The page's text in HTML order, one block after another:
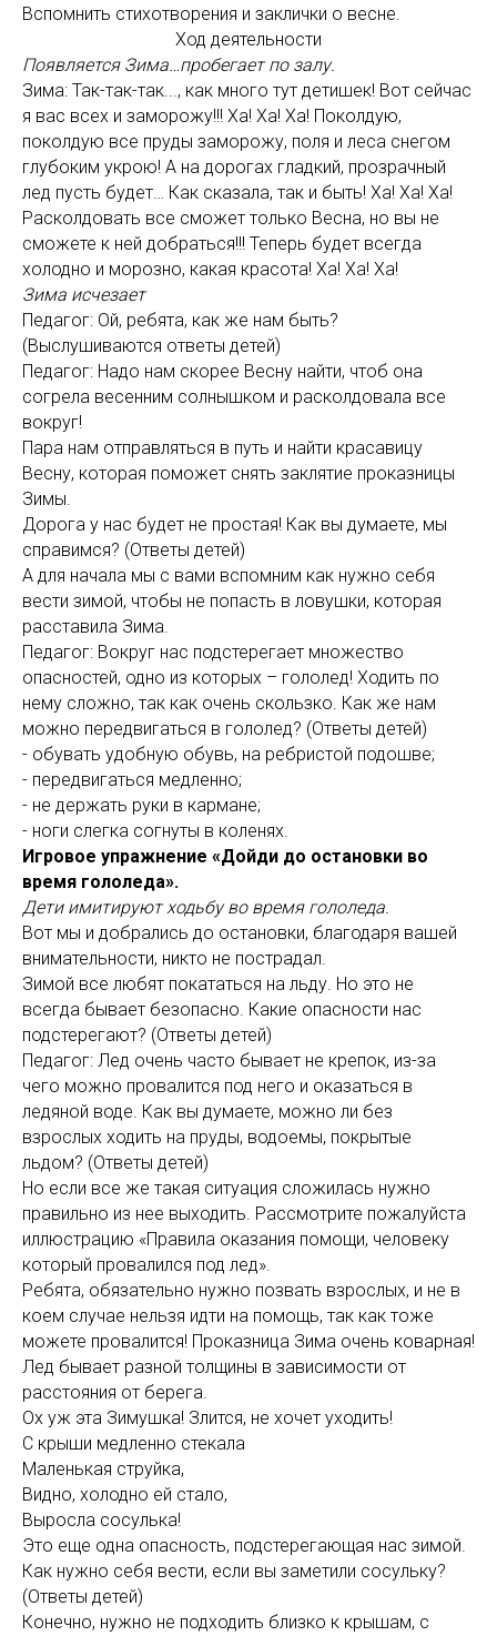
Вспомнить стихотворения и заклички о весне.
Ход деятельности
Появляется Зима…пробегает по залу.
Зима: Так-так-так..., как много тут детишек! Вот сейчас
я вас всех и заморожу!!! Ха! Ха! Ха! Поколдую,
поколдую все пруды заморожу, поля и леса снегом
глубоким укрою! А на дорогах гладкий, прозрачный
лед пусть будет… Как сказала, так и быть! Ха! Ха! Ха!
Расколдовать все сможет только Весна, но вы не
сможете к ней добраться!!! Теперь будет всегда
холодно и морозно, какая красота! Ха! Ха! Ха!
Зима исчезает
Педагог: Ой, ребята, как же нам быть?
(Выслушиваются ответы детей)
Педагог: Надо нам скорее Весну найти, чтоб она
согрела весенним солнышком и расколдовала все
вокруг!
Пара нам отправляться в путь и найти красавицу
Весну, которая поможет снять заклятие проказницы
Зимы.
Дорога у нас будет не простая! Как вы думаете, мы
справимся? (Ответы детей)
А для начала мы с вами вспомним как нужно себя
вести зимой, чтобы не попасть в ловушки, которая
расставила Зима.
Педагог: Вокруг нас подстерегает множество
опасностей, одно из которых – гололед! Ходить по
нему сложно, так как очень скользко. Как же нам
можно передвигаться в гололед? (Ответы детей)
- обувать удобную обувь, на ребристой подошве;
- передвигаться медленно;
- не держать руки в кармане;
- ноги слегка согнуты в коленях.
Игровое упражнение «Дойди до остановки во
время гололеда».
Дети имитируют ходьбу во время гололеда.
Вот мы и добрались до остановки, благодаря вашей
внимательности, никто не пострадал.
Зимой все любят покататься на льду. Но это не
всегда бывает безопасно. Какие опасности нас
подстерегают? (Ответы детей)
Педагог: Лед очень часто бывает не крепок, из-за
чего можно провалится под него и оказаться в
ледяной воде. Как вы думаете, можно ли без
взрослых ходить на пруды, водоемы, покрытые
льдом? (Ответы детей)
Но если все же такая ситуация сложилась нужно
правильно из нее выходить. Рассмотрите пожалуйста
иллюстрацию «Правила оказания помощи, человеку
который провалился под лед».
Ребята, обязательно нужно позвать взрослых, и не в
коем случае нельзя идти на помощь, так как тоже
можете провалится! Проказница Зима очень коварная!
Лед бывает разной толщины в зависимости от
расстояния от берега.
Ох уж эта Зимушка! Злится, не хочет уходить!
С крыши медленно стекала
Маленькая струйка,
Видно, холодно ей стало,
Выросла сосулька!
Это еще одна опасность, подстерегающая нас зимой.
Как нужно себя вести, если вы заметили сосульку?
(Ответы детей)
Конечно, нужно не подходить близко к крышам, с